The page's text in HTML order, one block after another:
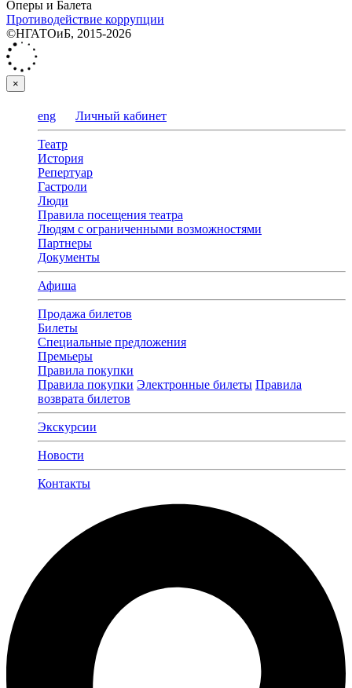
Оперы и Балета
Противодействие коррупции
©НГАТОиБ, 2015-2026
×
eng Личный кабинет
Театр
История
Репертуар
Гастроли
Люди
Правила посещения театра
Людям с ограниченными возможностями
Партнеры
Документы
Афиша
Продажа билетов
Билеты
Специальные предложения
Премьеры
Правила покупки
Правила покупки Электронные билеты Правила
возврата билетов
Экскурсии
Новости
Контакты